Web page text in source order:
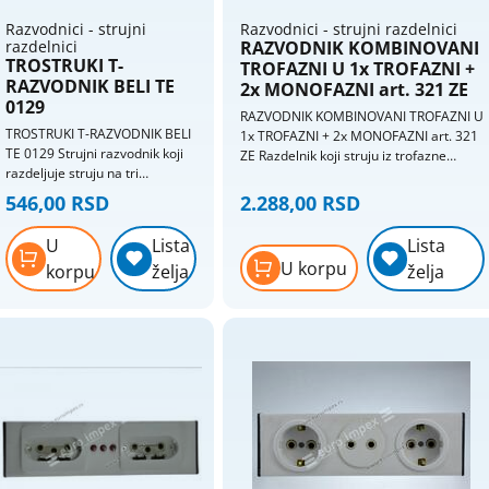
elektricnim instalacijama se to
ostvaruje. Proizvod je tako
koncipiran da se sa jedne
strane nalazi trofazni utikac, a
sa druge strane su tri
cemu je svaka uticnica
povezana na posebnu fazu.
Ovo rešenje nudi mogucnost
maksimalnog iskorišcenja
Svako monofazno uticno mesto
nudi mogucnost povezivanja
potrošaca cija struja ne prelazi
trofazno monofazni razvodnik
informaciju o postojanju faze
za svako monofazno uticno
mesto pojedinacno.
Razvodnici - strujni
razdelnici
TROSTRUKI T-
RAZVODNIK BELI TE
0129
TROSTRUKI T-RAZVODNIK BELI
TE 0129 Strujni razvodnik koji
razdeljuje struju na tri
monofazne priključnice.
Usaglašeno sa IEC 60884-1
Materijal: ABS Plastika
Pakovanje: 10 komada Ident.
broj: 2/212-0129
546,00 RSD
U
korpu
Lista
želja
Razvodnici - strujni razdelnici
RAZVODNIK KOMBINOVANI
TROFAZNI U 1x TROFAZNI +
2x MONOFAZNI art. 321 ZE
RAZVODNIK KOMBINOVANI TROFAZNI U
1x TROFAZNI + 2x MONOFAZNI art. 321
ZE Razdelnik koji struju iz trofazne
dve monofazne uticnice. Keramicka
jezgra (porcelan). Monofazne uticnice
2.288,00 RSD
U korpu
Lista
želja